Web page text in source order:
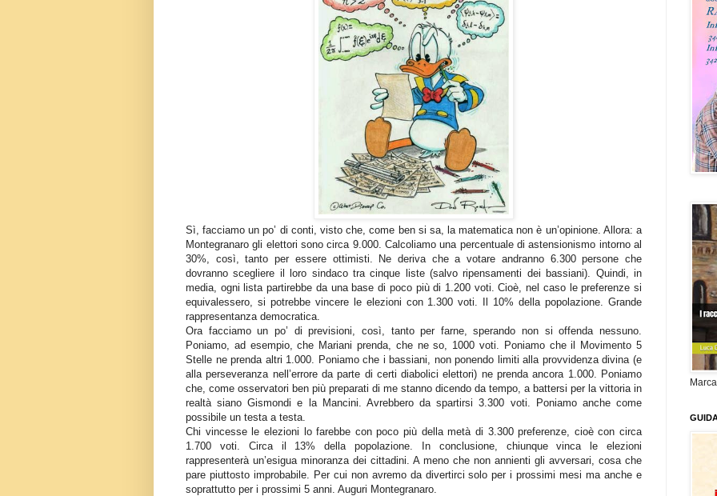
Sì, facciamo un po’ di conti, visto che, come ben si sa, la matematica non è un’opinione. Allora: a
Montegranaro gli elettori sono circa 9.000. Calcoliamo una percentuale di astensionismo intorno al
30%, così, tanto per essere ottimisti. Ne deriva che a votare andranno 6.300 persone che
dovranno scegliere il loro sindaco tra cinque liste (salvo ripensamenti dei bassiani). Quindi, in
media, ogni lista partirebbe da una base di poco più di 1.200 voti. Cioè, nel caso le preferenze si
equivalessero, si potrebbe vincere le elezioni con 1.300 voti. Il 10% della popolazione. Grande
rappresentanza democratica.
Ora facciamo un po’ di previsioni, così, tanto per farne, sperando non si offenda nessuno.
Poniamo, ad esempio, che Mariani prenda, che ne so, 1000 voti. Poniamo che il Movimento 5
Stelle ne prenda altri 1.000. Poniamo che i bassiani, non ponendo limiti alla provvidenza divina (e
alla perseveranza nell’errore da parte di certi diabolici elettori) ne prenda ancora 1.000. Poniamo
che, come osservatori ben più preparati di me stanno dicendo da tempo, a battersi per la vittoria in
realtà siano Gismondi e la Mancini. Avrebbero da spartirsi 3.300 voti. Poniamo anche come
possibile un testa a testa.
Chi vincesse le elezioni lo farebbe con poco più della metà di 3.300 preferenze, cioè con circa
1.700 voti. Circa il 13% della popolazione. In conclusione, chiunque vinca le elezioni
rappresenterà un’esigua minoranza dei cittadini. A meno che non annienti gli avversari, cosa che
pare piuttosto improbabile. Per cui non avremo da divertirci solo per i prossimi mesi ma anche e
soprattutto per i prossimi 5 anni. Auguri Montegranaro.
Marca